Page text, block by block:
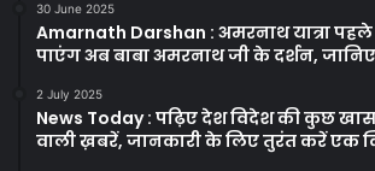
30 June 2025
Amarnath Darshan : अमरनाथ यात्रा
पाएंग अब बाबा अमरनाथ जी के दर्शन,
2 July 2025
News Today : पढ़िए देश विदेश की कुछ
वाली ख़बरें, जानकारी के लिए तुरंत करें एक